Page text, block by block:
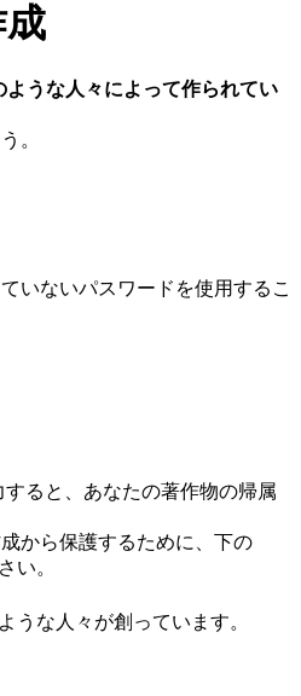
うな人々によって作られてい
。
いないパスワードを使用するこ
ると、あなたの著作物の帰属
から保護するために、下の
い。
うな人々が創っています。